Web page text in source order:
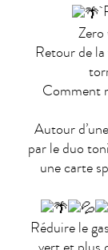
Retour de la
Comment
Autour
par le duo
une carte
Réduire le